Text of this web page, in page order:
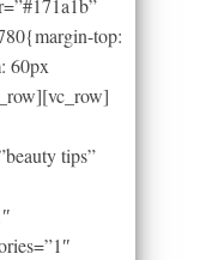
top:
60px
tips”